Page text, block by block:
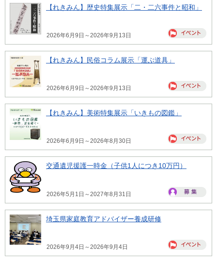
【れきみん】歴史特集展示「二・二六事件と昭和」
2026年6月9日～2026年9月13日
【れきみん】民俗コラム展示「運ぶ道具」
2026年6月9日～2026年9月13日
【れきみん】美術特集展示「いきもの図鑑」
2026年6月9日～2026年8月30日
交通遺児援護一時金（子供1人につき10万円）
2026年5月1日～2027年8月31日
埼玉県家庭教育アドバイザー養成研修
2026年9月4日～2026年9月4日